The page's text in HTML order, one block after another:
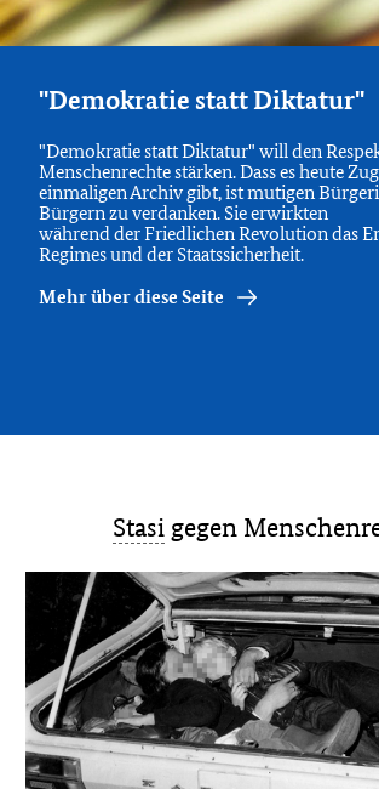
"Demokratie statt Diktatur"
"Demokratie statt Diktatur" will den
Menschenrechte stärken. Dass es heute
einmaligen Archiv gibt, ist mutigen
Bürgern zu verdanken. Sie erwirkten​​​​​​​
während der Friedlichen Revolution das
Regimes und der Staatssicherheit.
Mehr über diese Seite
Stasigegen